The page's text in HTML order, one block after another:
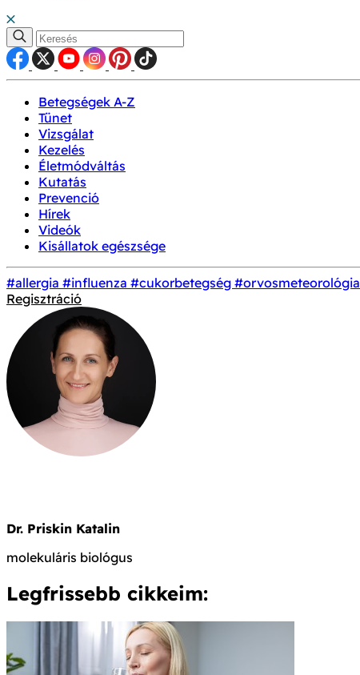
Betegségek A-Z
Tünet
Vizsgálat
Kezelés
Életmódváltás
Kutatás
Prevenció
Hírek
Videók
Kisállatok egészsége
#allergia #influenza #cukorbetegség #orvosmeteorológia
Regisztráció
Dr. Priskin Katalin
molekuláris biológus
Legfrissebb cikkeim: